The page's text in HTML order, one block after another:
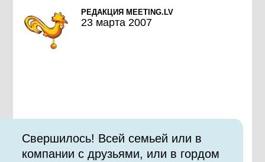
РЕДАКЦИЯ MEETING.LV
23 марта 2007
Свершилось! Всей семьей или в
компании с друзьями, или в гордом